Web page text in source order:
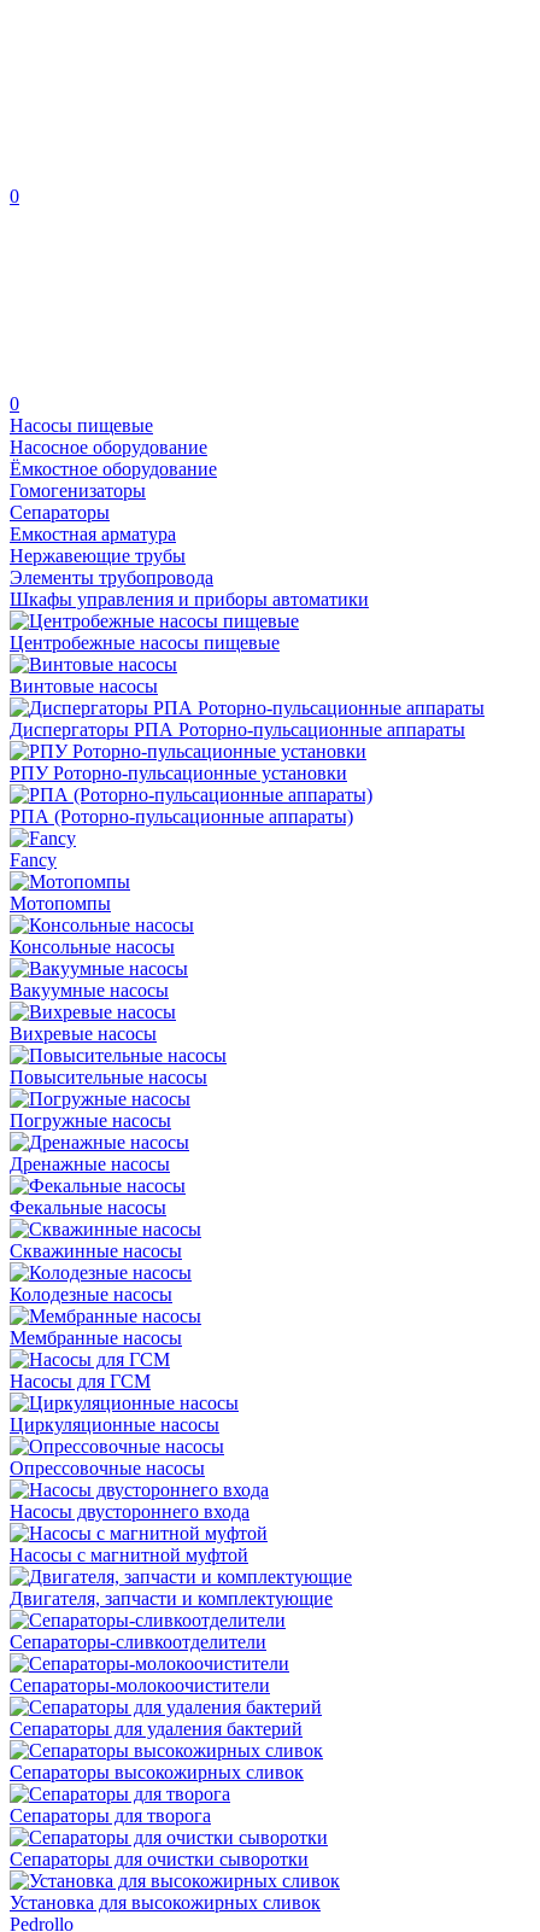
0
0
Насосы пищевые
Насосное оборудование
Ёмкостное оборудование
Гомогенизаторы
Сепараторы
Емкостная арматура
Нержавеющие трубы
Элементы трубопровода
Шкафы управления и приборы автоматики
Центробежные насосы пищевые
Винтовые насосы
Диспергаторы РПА Роторно-пульсационные аппараты
РПУ Роторно-пульсационные установки
РПА (Роторно-пульсационные аппараты)
Fancy
Мотопомпы
Консольные насосы
Вакуумные насосы
Вихревые насосы
Повысительные насосы
Погружные насосы
Дренажные насосы
Фекальные насосы
Скважинные насосы
Колодезные насосы
Мембранные насосы
Насосы для ГСМ
Циркуляционные насосы
Опрессовочные насосы
Насосы двустороннего входа
Насосы с магнитной муфтой
Двигателя, запчасти и комплектующие
Сепараторы-сливкоотделители
Сепараторы-молокоочистители
Сепараторы для удаления бактерий
Сепараторы высокожирных сливок
Сепараторы для творога
Сепараторы для очистки сыворотки
Установка для высокожирных сливок
Pedrollo